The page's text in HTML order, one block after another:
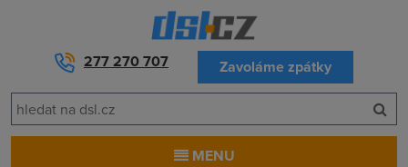
277 270 707 Zavoláme zpátky
MENU